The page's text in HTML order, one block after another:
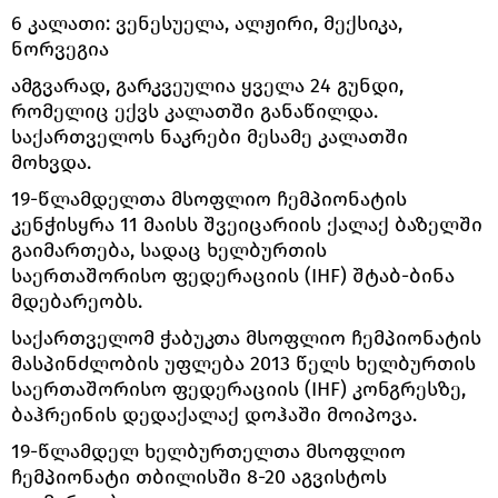
6 კალათი: ვენესუელა, ალჟირი, მექსიკა,
ნორვეგია
ამგვარად, გარკვეულია ყველა 24 გუნდი,
რომელიც ექვს კალათში განაწილდა.
საქართველოს ნაკრები მესამე კალათში
მოხვდა.
19-წლამდელთა მსოფლიო ჩემპიონატის
კენჭისყრა 11 მაისს შვეიცარიის ქალაქ ბაზელში
გაიმართება, სადაც ხელბურთის
საერთაშორისო ფედერაციის (IHF) შტაბ-ბინა
მდებარეობს.
საქართველომ ჭაბუკთა მსოფლიო ჩემპიონატის
მასპინძლობის უფლება 2013 წელს ხელბურთის
საერთაშორისო ფედერაციის (IHF) კონგრესზე,
ბაჰრეინის დედაქალაქ დოჰაში მოიპოვა.
19-წლამდელ ხელბურთელთა მსოფლიო
ჩემპიონატი თბილისში 8-20 აგვისტოს